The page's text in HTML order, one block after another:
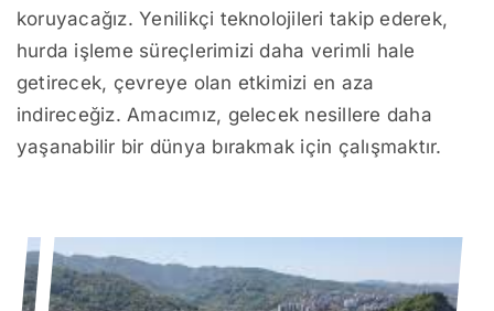
koruyacağız. Yenilikçi teknolojileri takip ederek,
hurda işleme süreçlerimizi daha verimli hale
getirecek, çevreye olan etkimizi en aza
indireceğiz. Amacımız, gelecek nesillere daha
yaşanabilir bir dünya bırakmak için çalışmaktır.